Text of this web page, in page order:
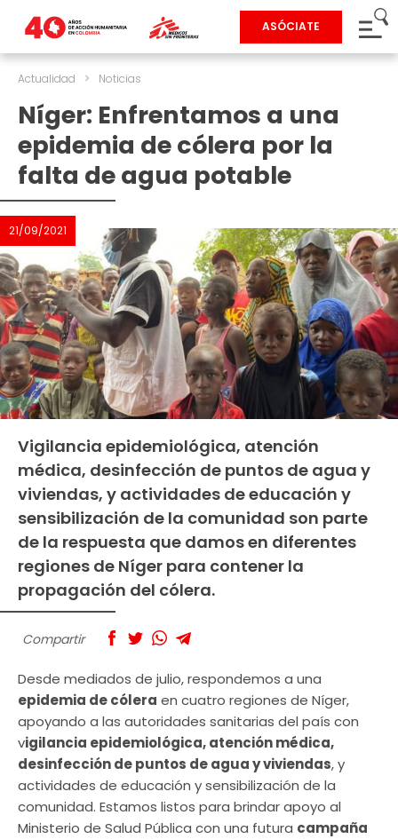
ASÓCIATE
Actualidad > Noticias
Níger: Enfrentamos a una
epidemia de cólera por la
falta de agua potable
21/09/2021
Vigilancia epidemiológica, atención
médica, desinfección de puntos de agua y
viviendas, y actividades de educación y
sensibilización de la comunidad son parte
de la respuesta que damos en diferentes
regiones de Níger para contener la
propagación del cólera.
Compartir
Desde mediados de julio, respondemos a una
epidemia de cólera en cuatro regiones de Níger,
apoyando a las autoridades sanitarias del país con
vigilancia epidemiológica, atención médica,
desinfección de puntos de agua y viviendas, y
actividades de educación y sensibilización de la
comunidad. Estamos listos para brindar apoyo al
Ministerio de Salud Pública con una futura campaña